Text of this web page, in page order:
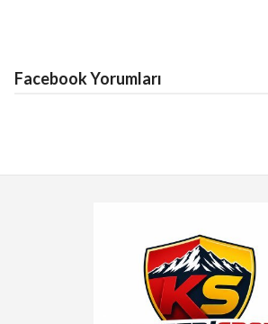
Facebook Yorumları